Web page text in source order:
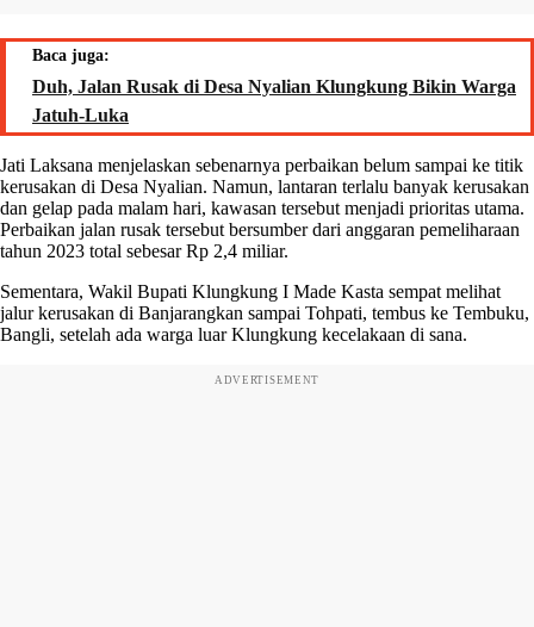
Baca juga:
Duh, Jalan Rusak di Desa Nyalian Klungkung Bikin Warga
Jatuh-Luka
Jati Laksana menjelaskan sebenarnya perbaikan belum sampai ke titik
kerusakan di Desa Nyalian. Namun, lantaran terlalu banyak kerusakan
dan gelap pada malam hari, kawasan tersebut menjadi prioritas utama.
Perbaikan jalan rusak tersebut bersumber dari anggaran pemeliharaan
tahun 2023 total sebesar Rp 2,4 miliar.
Sementara, Wakil Bupati Klungkung I Made Kasta sempat melihat
jalur kerusakan di Banjarangkan sampai Tohpati, tembus ke Tembuku,
Bangli, setelah ada warga luar Klungkung kecelakaan di sana.
ADVERTISEMENT